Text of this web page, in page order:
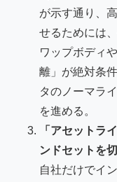
が示す通り、
せるためには
ワップボディ
離」が絶対条
タのノーマラ
を進める。
「アセットラ
ンドセットを
自社だけでイ